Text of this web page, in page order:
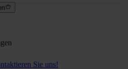
Sie uns!